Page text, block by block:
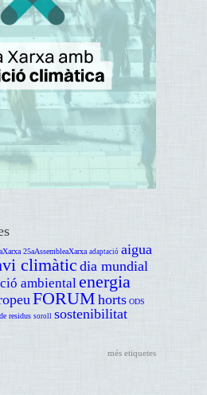
25aAssembleaXarxa adaptació aigua
climàticdia mundial
ambientalenergia
FORUM horts ODS
residus soroll sostenibilitat
més etiquetes